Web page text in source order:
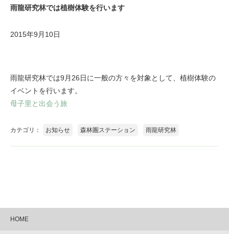
雨龍研究林では植樹体験を行います
2015年9月10日
雨龍研究林では9月26日に一般の方々を対象として、植樹体験の
イベントを行います。
母子里と出会う旅
カテゴリ： お知らせ 森林圏ステーション 雨龍研究林
HOME